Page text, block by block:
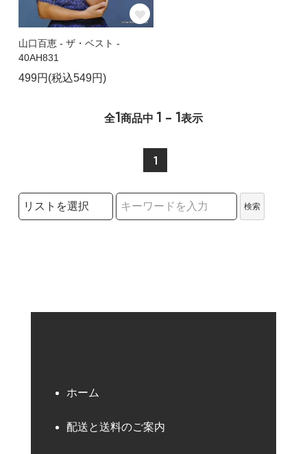
山口百恵 - ザ・ベスト -
40AH831
499円(税込549円)
全1商品中 1 - 1表示
1
検索リストの選択
検索
ホーム
配送と送料のご案内